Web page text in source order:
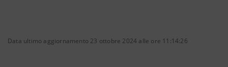
Data ultimo aggiornamento 23 ottobre 2024 alle ore 11:14:26